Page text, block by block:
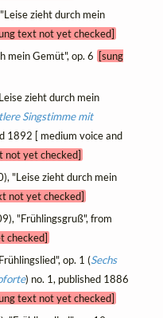
zieht durch mein
text not yet checked]
mein Gemüt", op. 6 [sung
zieht durch mein
Singstimme mit
1892 [ medium voice and
not yet checked]
"Leise zieht durch mein
not yet checked]
"Frühlingsgruß", from
checked]
op. 1 (Sechs
) no. 1, published 1886
text not yet checked]